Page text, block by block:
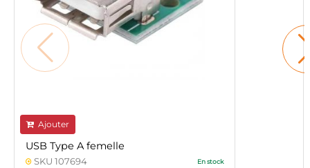
Ajouter
USB Type A femelle
SKU 107694 En stock